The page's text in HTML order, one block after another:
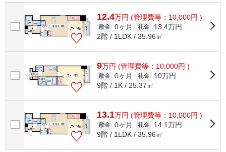
が揃っているので便利です。造りとデ...
12.4万円 (管理費等：10,000円 )
敷金 0ヶ月 礼金
13.4万円
2階 / 1LDK / 35.96㎡
9万円 (管理費等：10,000円 )
敷金 0ヶ月 礼金
10万円
9階 / 1K / 25.37㎡
13.1万円 (管理費等：10,000円 )
敷金 0ヶ月 礼金
14.1万円
9階 / 1LDK / 35.96㎡